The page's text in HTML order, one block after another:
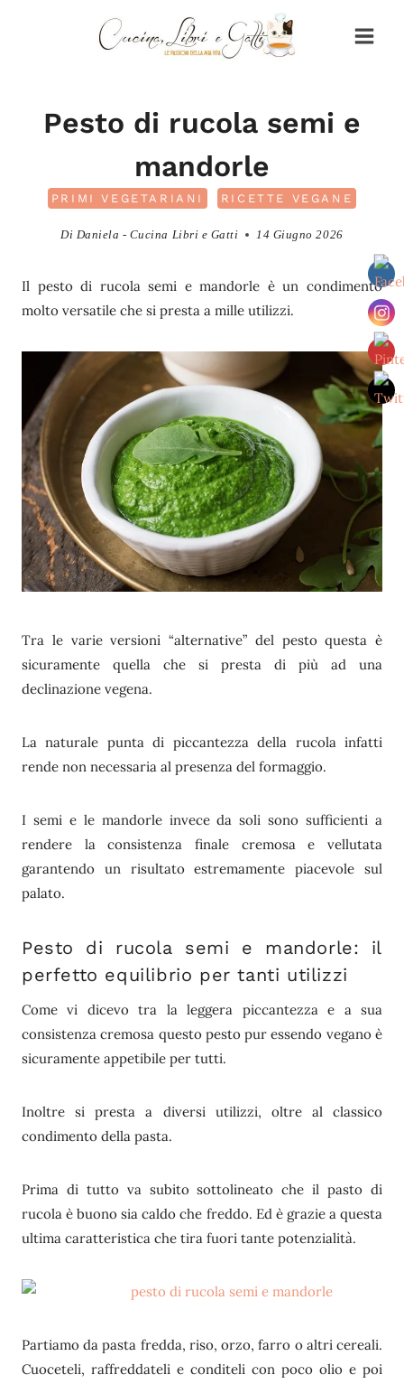
Pesto di rucola semi e
mandorle
PRIMI VEGETARIANI RICETTE VEGANE
Di Daniela - Cucina Libri e Gatti 14 Giugno 2026
Il pesto di rucola semi e mandorle è un condimento
molto versatile che si presta a mille utilizzi.
Tra le varie versioni “alternative” del pesto questa è
sicuramente quella che si presta di più ad una
declinazione vegena.
La naturale punta di piccantezza della rucola infatti
rende non necessaria al presenza del formaggio.
I semi e le mandorle invece da soli sono sufficienti a
rendere la consistenza finale cremosa e vellutata
garantendo un risultato estremamente piacevole sul
palato.
Pesto di rucola semi e mandorle: il
perfetto equilibrio per tanti utilizzi
Come vi dicevo tra la leggera piccantezza e a sua
consistenza cremosa questo pesto pur essendo vegano è
sicuramente appetibile per tutti.
Inoltre si presta a diversi utilizzi, oltre al classico
condimento della pasta.
Prima di tutto va subito sottolineato che il pasto di
rucola è buono sia caldo che freddo. Ed è grazie a questa
ultima caratteristica che tira fuori tante potenzialità.
Partiamo da pasta fredda, riso, orzo, farro o altri cereali.
Cuoceteli, raffreddateli e conditeli con poco olio e poi